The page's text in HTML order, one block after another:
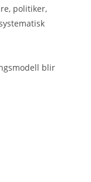
politiker,
blir